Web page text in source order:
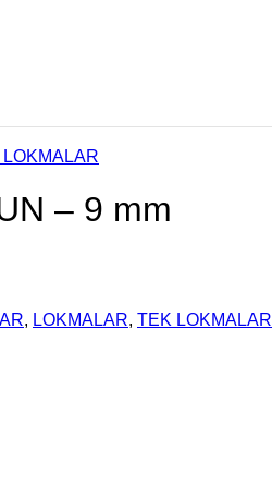
– 9 mm
, LOKMALAR, TEK LOKMALAR